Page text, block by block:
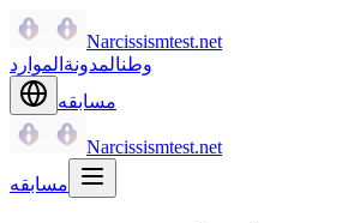
Narcissismtest.net
وطنالمدونة الموارد
مسابقه
Narcissismtest.net
مسابقه